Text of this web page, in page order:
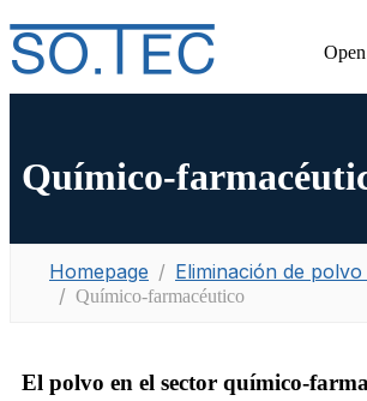
Químico-
Homepage Eliminación de
Químico-farmacéutico
El polvo en el sector químico-